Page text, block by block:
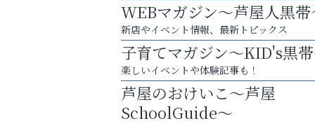
査定のプロが心を込めて出張査定
ご不要品の売却はトレファク出張買取へ
芦屋人~あしやびと~
WEBマガジン～芦屋人黒帯
新店やイベント情報、最新トピックス
子育てマガジン～KID's黒
楽しいイベントや体験記事も！
芦屋のおけいこ～芦屋
SchoolGuide～